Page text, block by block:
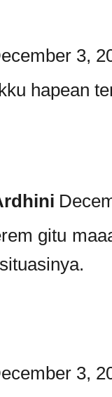
3,
hapean
gitu
3,